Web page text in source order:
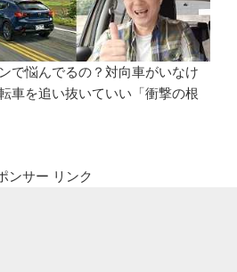
で悩んでるの？対向車がいなけ
車を追い抜いていい「衝撃の根
ンサー リンク